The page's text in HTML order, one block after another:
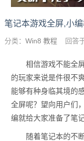
笔记本游戏全屏,小
分类： Win8 教程 回答
相信游戏不能全
的玩家来说是件很不
能够有种身临其境的
全屏呢？望向用户们
编就给大家准备了笔
随着笔记本的不